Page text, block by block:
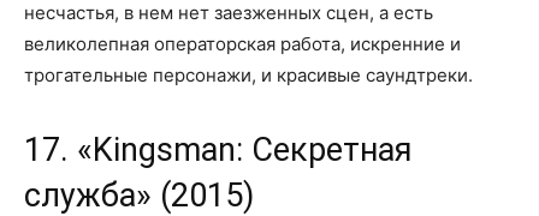
несчастья, в нем нет заезженных сцен, а есть
великолепная операторская работа, искренние и
трогательные персонажи, и красивые саундтреки.
17. «Kingsman: Секретная
служба» (2015)